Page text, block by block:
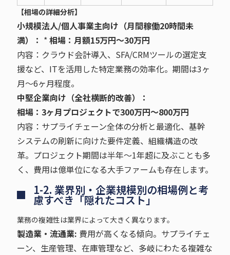
【相場の詳細分析】
小規模法人/個人事業主向け（月間稼働20時間未
満）： *相場：月額15万円〜30万円
内容：クラウド会計導入、SFA/CRMツールの選定支
援など、ITを活用した特定業務の効率化。期間は3ヶ
月〜6ヶ月程度。
中堅企業向け（全社横断的改善）：
相場：3ヶ月プロジェクトで300万円〜800万円
内容：サプライチェーン全体の分析と最適化、基幹
システムの刷新に向けた要件定義、組織構造の改
革。プロジェクト期間は半年〜1年超に及ぶことも多
く、費用は億単位になる大手ファームも存在します。
1-2. 業界別・企業規模別の相場例と考
慮すべき「隠れたコスト」
業務の複雑性は業界によって大きく異なります。
製造業・流通業: 費用が高くなる傾向。サプライチェ
ーン、生産管理、在庫管理など、多岐にわたる複雑な